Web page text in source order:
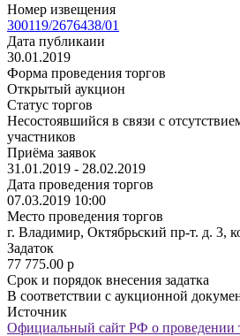
Номер извещения
300119/2676438/01
Дата публикаии
30.01.2019
Форма проведения торгов
Открытый аукцион
Статус торгов
Несостоявшийся в связи с
участников
Приёма заявок
31.01.2019 - 28.02.2019
Дата проведения торгов
07.03.2019 10:00
Место проведения торгов
г. Владимир, Октябрьский пр-т. д. 3,
Задаток
77 775.00 p
Срок и порядок внесения задатка
В соответствии с аукционной
Источник
Официальный сайт РФ о проведении